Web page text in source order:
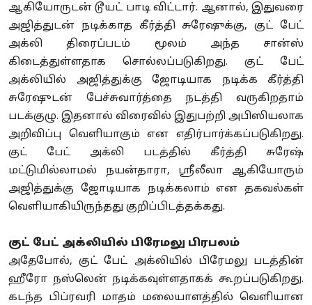
ஆகியோருடன் டூயட் பாடி விட்டார். ஆனால், இதுவரை
அஜித்துடன் நடிக்காத கீர்த்தி சுரேஷுக்கு, குட் பேட்
அக்லி திரைப்படம் மூலம் அந்த சான்ஸ்
கிடைத்துள்ளதாக சொல்லப்படுகிறது. குட் பேட்
அக்லியில் அஜித்துக்கு ஜோடியாக நடிக்க கீர்த்தி
சுரேஷுடன் பேச்சுவார்த்தை நடத்தி வருகிறதாம்
படக்குழு. இதனால் விரைவில் இதுபற்றி அபிஸியலாக
அறிவிப்பு வெளியாகும் என எதிர்பார்க்கப்படுகிறது.
குட் பேட் அக்லி படத்தில் கீர்த்தி சுரேஷ்
மட்டுமில்லாமல் நயன்தாரா, ஸ்ரீலீலா ஆகியோரும்
அஜித்துக்கு ஜோடியாக நடிக்கலாம் என தகவல்கள்
வெளியாகியிருந்தது குறிப்பிடத்தக்கது.
குட் பேட் அக்லியில் பிரேமலு பிரபலம்
அதேபோல், குட் பேட் அக்லியில் பிரேமலு படத்தின்
ஹீரோ நஸ்லென் நடிக்கவுள்ளதாகக் கூறப்படுகிறது.
கடந்த பிப்ரவரி மாதம் மலையாளத்தில் வெளியான